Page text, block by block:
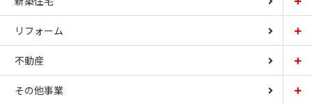
土屋ホーム
CARDINAL HOUSE
LIZNAS
リフォーム
土屋ホームトピア
不動産
土屋ホーム不動産
その他事業